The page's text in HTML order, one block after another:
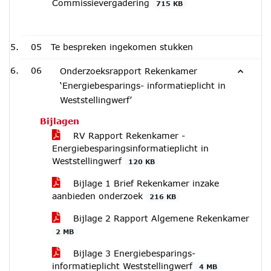
Commissievergadering 715 KB
05 Te bespreken ingekomen stukken
06
Onderzoeksrapport Rekenkamer
‘Energiebesparings- informatieplicht in
Weststellingwerf’
Bijlagen
RV Rapport Rekenkamer -
Energiebesparingsinformatieplicht in
Weststellingwerf
120 KB
Bijlage 1 Brief Rekenkamer inzake
aanbieden onderzoek
216 KB
Bijlage 2 Rapport Algemene Rekenkamer
2 MB
Bijlage 3 Energiebesparings-
informatieplicht Weststellingwerf
4 MB